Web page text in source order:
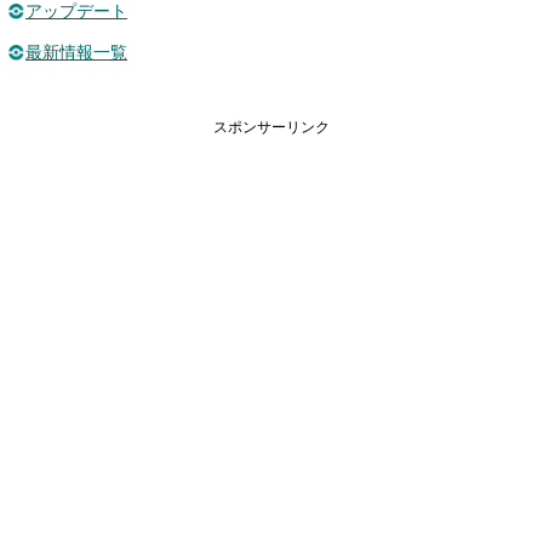
アップデート
最新情報一覧
スポンサーリンク